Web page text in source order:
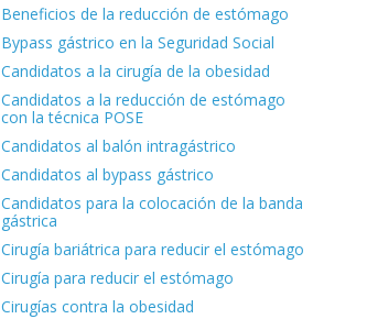
Beneficios de la reducción de estómago
Bypass gástrico en la Seguridad Social
Candidatos a la cirugía de la obesidad
Candidatos a la reducción de estómago
con la técnica POSE
Candidatos al balón intragástrico
Candidatos al bypass gástrico
Candidatos para la colocación de la banda
gástrica
Cirugía bariátrica para reducir el estómago
Cirugía para reducir el estómago
Cirugías contra la obesidad